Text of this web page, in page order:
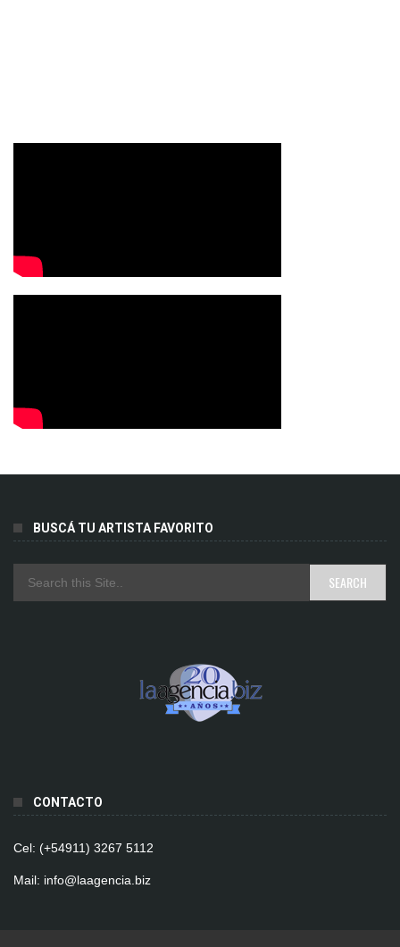
BUSCÁ TU ARTISTA FAVORITO
CONTACTO
Cel: (+54911) 3267 5112
Mail: info@laagencia.biz